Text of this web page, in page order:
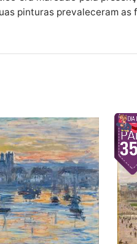
pinturas prevaleceram